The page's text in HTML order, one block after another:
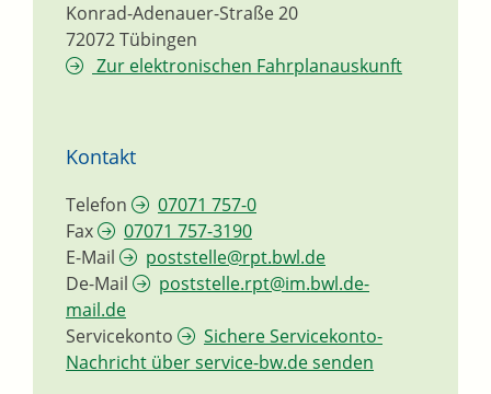
Konrad-Adenauer-Straße 20
72072Tübingen
Zur elektronischen Fahrplanauskunft
Kontakt
Telefon
07071 757-0
Fax
07071 757-3190
E-Mail
poststelle@rpt.bwl.de
De-Mail
poststelle.rpt@im.bwl.de-
mail.de
Servicekonto
Sichere Servicekonto-
Nachricht über service-bw.de senden